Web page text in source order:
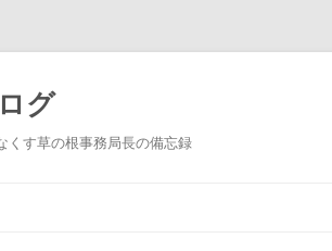
グ
くす草の根事務局長の備忘録